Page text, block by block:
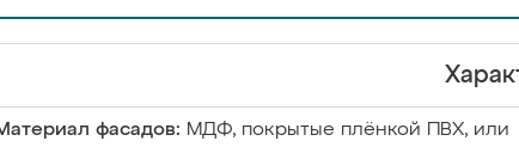
фасадов: МДФ, покрытые плёнкой ПВХ, или